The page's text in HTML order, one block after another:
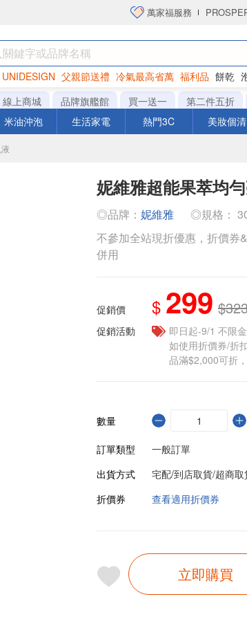
萬家福服務
UNIDESIGN 父親節送禮 冷氣最高省萬 福利品 餅乾
頭 海苔 洋芋片
線上商城 品牌旗艦館 買一送一 第二件五折
米油沖泡 生活家電 熱門3C 美妝個清
妮維雅超能果萃均
◎品牌： 妮維雅
◎規格：
不參加全站現折優惠，折價券
併用
促銷價 $ 299
促銷活動
即日起-9/1 不限
如使用折價券/折
品滿$2,000可折
數量
訂單類型
一般訂單
出貨方式
宅配/到店取貨/超商取
折價券
查看適用折價券
立即購買